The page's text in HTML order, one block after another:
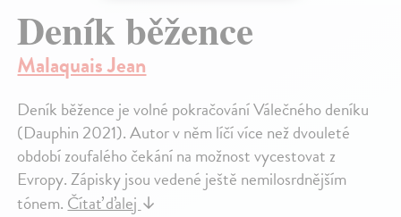
Deník běžence
Malaquais Jean
Deník běžence je volné pokračování Válečného deníku
(Dauphin 2021). Autor v něm líčí více než dvouleté
období zoufalého čekání na možnost vycestovat z
Evropy. Zápisky jsou vedené ještě nemilosrdnějším
tónem. Čítať ďalej ↓